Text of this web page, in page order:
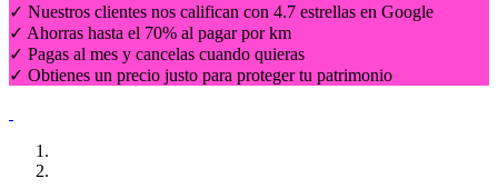
✓ Nuestros clientes nos califican con 4.7 estrellas en Google
✓ Ahorras hasta el 70% al pagar por km
✓ Pagas al mes y cancelas cuando quieras
✓ Obtienes un precio justo para proteger tu patrimonio